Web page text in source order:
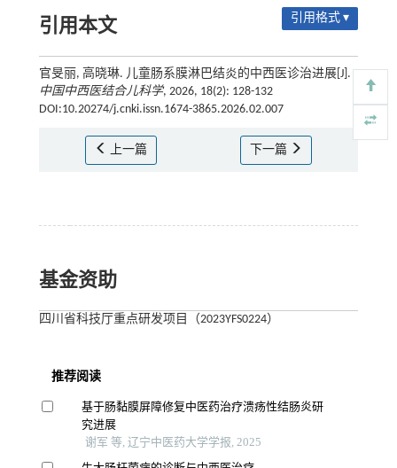
引用本文 引用格式 ▾
官旻丽, 高晓琳. 儿童肠系膜淋巴结炎的中西医诊治进展[J].
中国中西医结合儿科学, 2026, 18(2): 128-132
DOI:10.20274/j.cnki.issn.1674-3865.2026.02.007
上一篇 下一篇
基金资助
四川省科技厅重点研发项目（2023YFS0224）